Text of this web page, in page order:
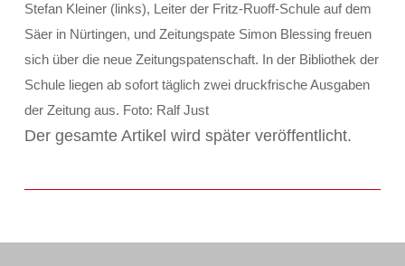
Stefan Kleiner (links), Leiter der Fritz-Ruoff-Schule auf dem
Säer in Nürtingen, und Zeitungspate Simon Blessing freuen
sich über die neue Zeitungspatenschaft. In der Bibliothek der
Schule liegen ab sofort täglich zwei druckfrische Ausgaben
der Zeitung aus. Foto: Ralf Just
Der gesamte Artikel wird später veröffentlicht.